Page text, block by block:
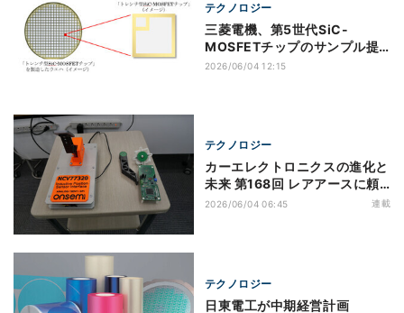
テクノロジー
三菱電機、第5世代SiC-
MOSFETチップのサンプル提
供を開始 電力損失低減で効率
2026/06/04 12:15
テクノロジー
カーエレクトロニクスの進化と
未来 第168回 レアアースに頼
らず位置精度も高いインダクテ
2026/06/04 06:45 連載
テクノロジー
日東電工が中期経営計画